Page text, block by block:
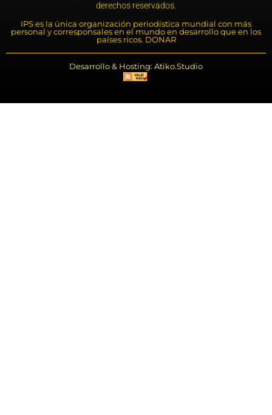
derechos reservados.
IPS es la única organización periodística mundial con más
personal y corresponsales en el mundo en desarrollo que en los
países ricos. DONAR
Desarrollo & Hosting: Atiko.Studio